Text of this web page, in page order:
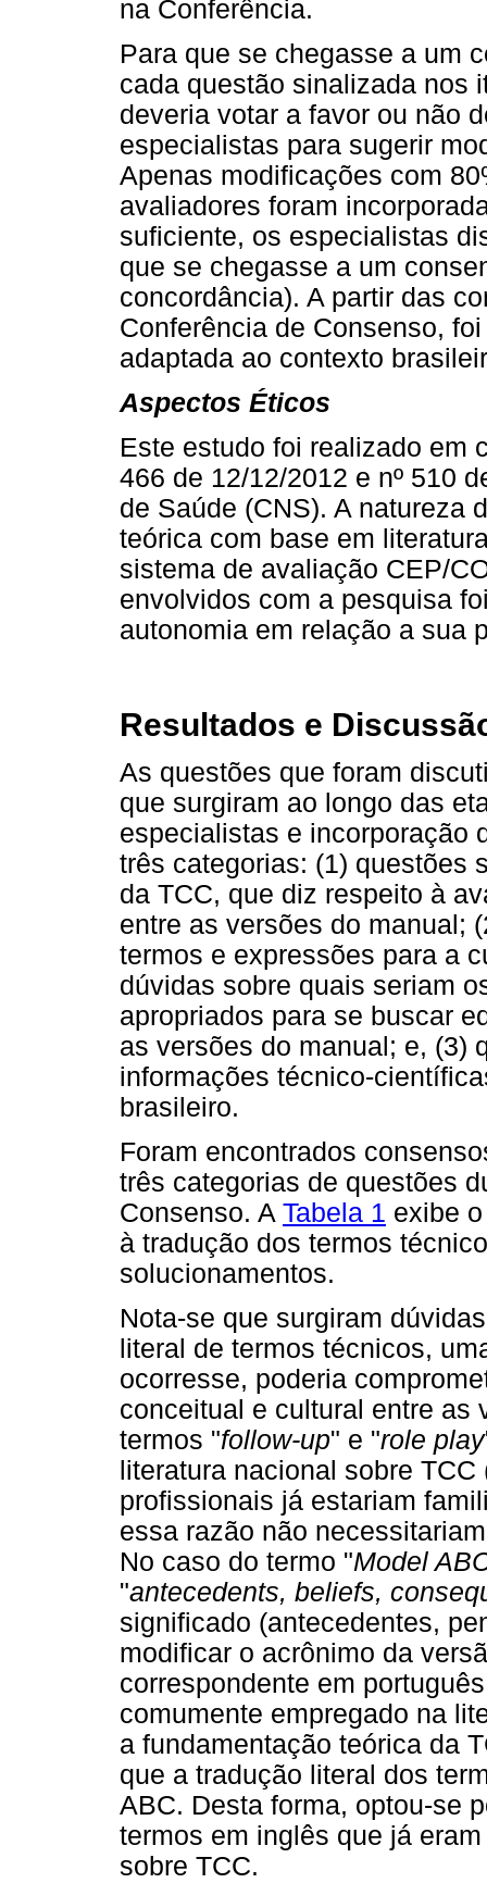
na Conferência.
Para que se chegasse a um
cada questão sinalizada nos
deveria votar a favor ou não
especialistas para sugerir
Apenas modificações com
avaliadores foram
suficiente, os especialistas
que se chegasse a um
concordância). A partir das
Conferência de Consenso,
adaptada ao contexto
Aspectos Éticos
Este estudo foi realizado em
466 de 12/12/2012 e nº 510
de Saúde (CNS). A natureza
teórica com base em
sistema de avaliação CEP/
envolvidos com a pesquisa
autonomia em relação a sua
Resultados e
As questões que foram
que surgiram ao longo das
especialistas e incorporação
três categorias: (1) questões
da TCC, que diz respeito à
entre as versões do manual;
termos e expressões para a
dúvidas sobre quais seriam
apropriados para se buscar
as versões do manual; e, (3)
informações técnico-
brasileiro.
Foram encontrados
três categorias de questões
Consenso. A Tabela 1 exibe
à tradução dos termos
solucionamentos.
Nota-se que surgiram
literal de termos técnicos,
ocorresse, poderia
conceitual e cultural entre as
termos "follow-up" e "role play
literatura nacional sobre
profissionais já estariam
essa razão não
No caso do termo "Model
"antecedents, beliefs,
significado (antecedentes,
modificar o acrônimo da
correspondente em
comumente empregado na
a fundamentação teórica da
que a tradução literal dos
ABC. Desta forma, optou-se
termos em inglês que já
sobre TCC.